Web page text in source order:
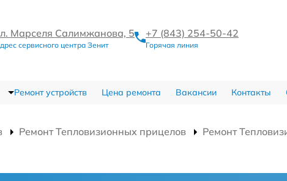
Марселя Салимжанова, 5
сервисного центра Зенит
+7 (843) 254-50-42
Горячая линия
Ремонт устройств Цена ремонта Вакансии Контакты
Ремонт Тепловизионных прицелов
Ремонт